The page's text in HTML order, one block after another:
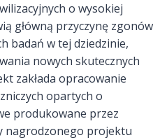
o wysokiej
główną przyczynę zgonów
badań w tej dziedzinie,
nowych skutecznych
zakłada opracowanie
opartych o
produkowane przez
nagrodzonego projektu